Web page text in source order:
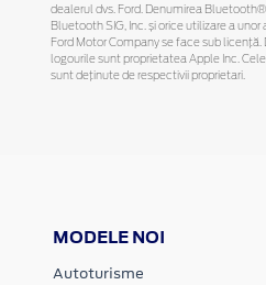
dealerul dvs. Ford. Denumirea
Bluetooth SIG, Inc. și orice utilizare a
Ford Motor Company se face sub
logourile sunt proprietatea Apple Inc.
sunt deținute de respectivii proprietari.
MODELE NOI
Autoturisme